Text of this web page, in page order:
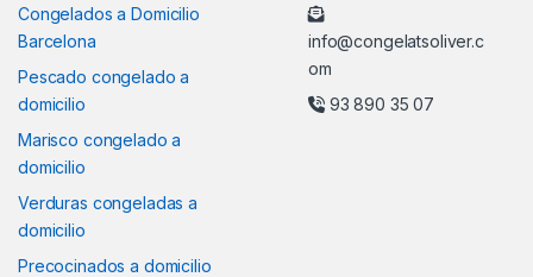
Congelados a Domicilio
Barcelona
Pescado congelado a
domicilio
Marisco congelado a
domicilio
Verduras congeladas a
domicilio
Precocinados a domicilio
info@congelatsoliver.c
om
93 890 35 07